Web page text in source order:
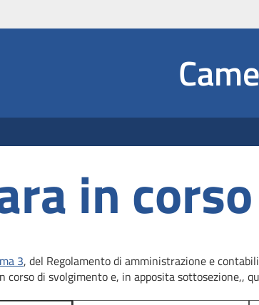
in corso
3, del Regolamento di amministrazione e
di svolgimento e, in apposita sottosezione,,